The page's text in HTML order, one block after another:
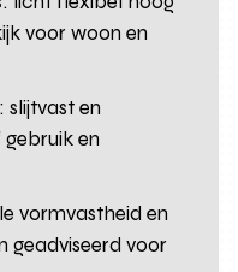
voor woon en
: slijtvast en
en
vormvastheid en
geadviseerd voor